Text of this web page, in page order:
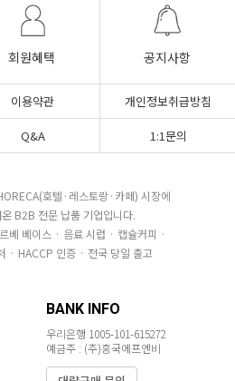
회원혜택 공지사항
이용약관
개인정보취급방침
Q&A 1:1문의
호텔·레스토랑·카페) 시장에
B2B 전문 납품 기업입니다.
베 베이스 · 음료 시럽 · 캡슐커피 ·
· HACCP 인증 · 전국 당일 출고
BANK INFO
우리은행 1005-101-615272
예금주 : (주)흥국에프엔비